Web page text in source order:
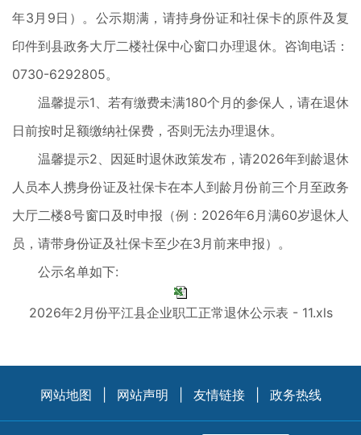
年3月9日）。公示期满，请持身份证和社保卡的原件及复
印件到县政务大厅二楼社保中心窗口办理退休。咨询电话：
0730-6292805。
温馨提示1、若有缴费未满180个月的参保人，请在退休
日前按时足额缴纳社保费，否则无法办理退休。
温馨提示2、因延时退休政策发布，请2026年到龄退休
人员本人携身份证及社保卡在本人到龄月份前三个月至政务
大厅二楼8号窗口及时申报（例：2026年6月满60岁退休人
员，请带身份证及社保卡至少在3月前来申报）。
公示名单如下:
2026年2月份平江县企业职工正常退休公示表 - 11.xls
网站地图 网站声明 友情链接 政务热线